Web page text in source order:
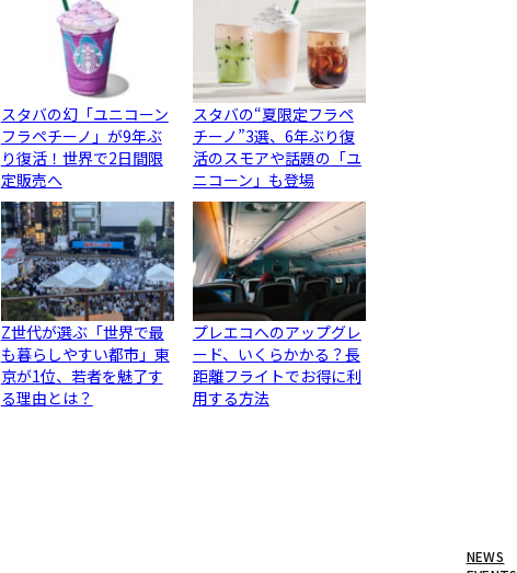
スタバの幻「ユニコーン
フラペチーノ」が9年ぶ
り復活！世界で2日間限
定販売へ
スタバの“夏限定フラペ
チーノ”3選、6年ぶり復
活のスモアや話題の「ユ
ニコーン」も登場
Z世代が選ぶ「世界で最
も暮らしやすい都市」東
京が1位、若者を魅了す
る理由とは？
プレエコへのアップグレ
ード、いくらかかる？長
距離フライトでお得に利
用する方法
NEWS